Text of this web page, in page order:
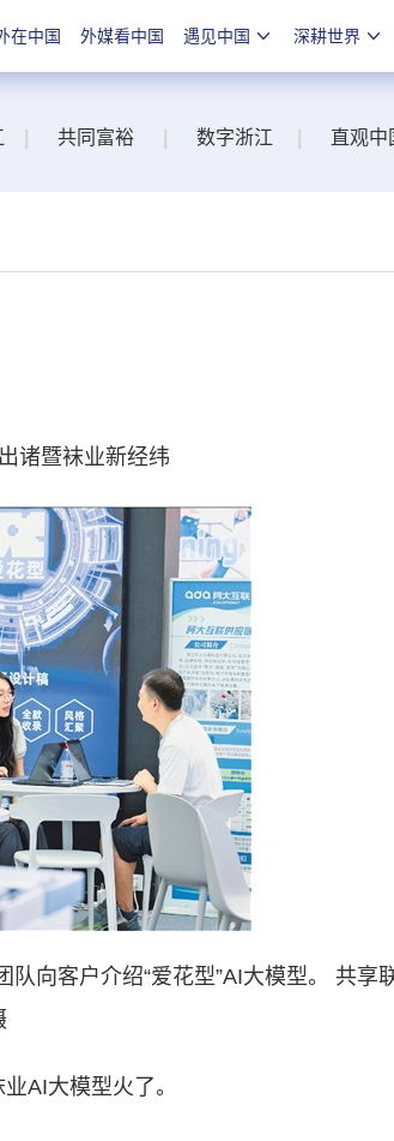
在中国 外媒看中国 遇见中国 深耕世界
共同富裕 数字浙江 直观中
诸暨袜业新经纬
向客户介绍“爱花型”AI大模型。 共享
AI大模型火了。